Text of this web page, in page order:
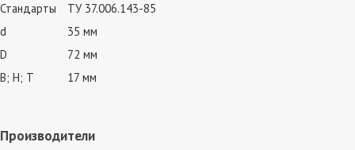
Стандарты
ТУ 37.006.143-85
d
35 мм
D
72 мм
В; Н; Т
17 мм
Производители